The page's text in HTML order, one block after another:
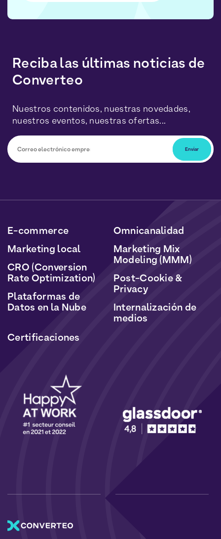
Reciba las últimas noticias de
Converteo
Nuestros contenidos, nuestras novedades,
nuestros eventos, nuestras ofertas...
datos serán tratados de acuerdo con nuestra Política
E-commerce
Marketing local
CRO (Conversion
Rate Optimization)
Plataformas de
Datos en la Nube
Omnicanalidad
Marketing Mix
Modeling (MMM)
Post-Cookie &
Privacy
Internalización de
medios
Certificaciones